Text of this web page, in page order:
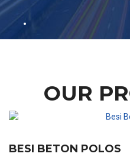
OUR
BESI BETON POLOS